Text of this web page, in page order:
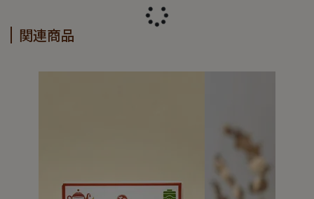
関連商品